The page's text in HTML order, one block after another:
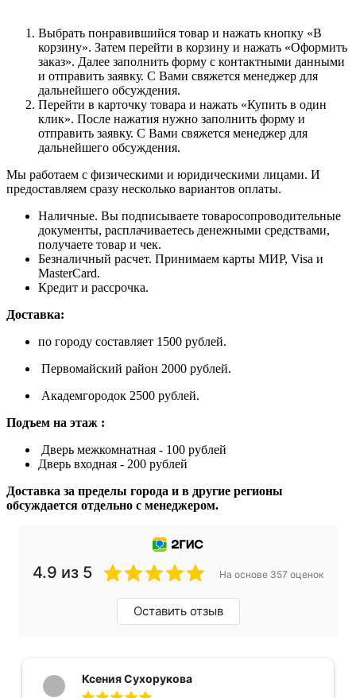
Выбрать понравившийся товар и нажать кнопку «В
корзину». Затем перейти в корзину и нажать «Оформить
заказ». Далее заполнить форму с контактными данными
и отправить заявку. С Вами свяжется менеджер для
дальнейшего обсуждения.
Перейти в карточку товара и нажать «Купить в один
клик». После нажатия нужно заполнить форму и
отправить заявку. С Вами свяжется менеджер для
дальнейшего обсуждения.
Мы работаем с физическими и юридическими лицами. И
предоставляем сразу несколько вариантов оплаты.
Наличные. Вы подписываете товаросопроводительные
документы, расплачиваетесь денежными средствами,
получаете товар и чек.
Безналичный расчет. Принимаем карты МИР, Visa и
MasterCard.
Кредит и рассрочка.
Доставка:
по городу составляет 1500 рублей.
Первомайский район 2000 рублей.
Академгородок 2500 рублей.
Подъем на этаж :
Дверь межкомнатная - 100 рублей
Дверь входная - 200 рублей
Доставка за пределы города и в другие регионы
обсуждается отдельно с менеджером.
4.9 из 5 На основе 357 оценок
Оставить отзыв
Ксения Сухорукова